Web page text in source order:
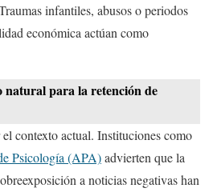
infantiles, abusos o periodos
económica actúan como
natural para la retención de
contexto actual. Instituciones como
Psicología (APA)advierten que la
a noticias negativas han